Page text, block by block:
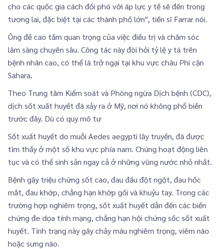
cho các quốc gia cách đối phó với áp lực y tế sẽ đến trong
tương lai, đặc biệt tại các thành phố lớn", tiến sĩ Farrar nói.
Ông đề cao tầm quan trọng của việc điều trị và chăm sóc
lâm sàng chuyên sâu. Công tác này đòi hỏi tỷ lệ y tá trên
bệnh nhân cao, có thể là trở ngại tại khu vực châu Phi cận
Sahara.
Theo Trung tâm Kiểm soát và Phòng ngừa Dịch bệnh (CDC),
dịch sốt xuất huyết đã xảy ra ở Mỹ, nơi nó không phổ biến
trước đây. Dù có quy mô tư
Sốt xuất huyết do muỗi Aedes aegypti lây truyền, đã được
tìm thấy ở một số khu vực phía nam. Chúng hoạt động liên
tục và có thể sinh sản ngay cả ở những vũng nước nhỏ nhất.
Bệnh gây triệu chứng sốt cao, đau đầu đột ngột, đau hốc
mắt, đau khớp, chẳng hạn khớp gối và khuỷu tay. Trong các
trường hợp nghiêm trọng, sốt xuất huyết dẫn đến các biến
chứng đe dọa tính mạng, chẳng hạn hội chứng sốc sốt xuất
huyết. Tình trạng này gây chảy máu nghiêm trọng, viêm não
hoặc sưng não.